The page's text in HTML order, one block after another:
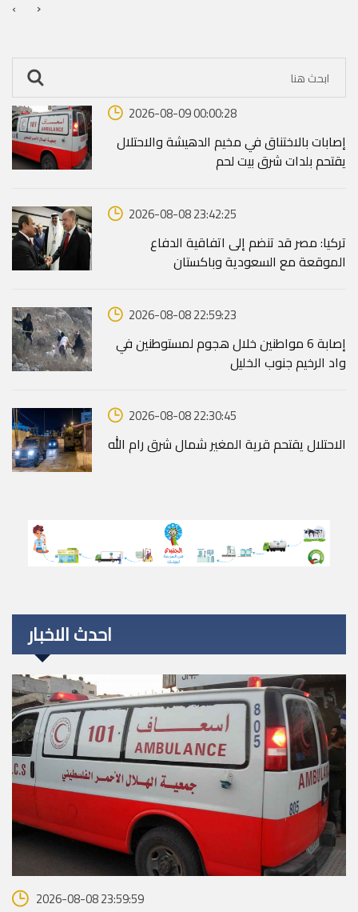
‹ ›
2026-08-09 00:00:28
إصابات بالاختناق في مخيم الدهيشة والاحتلال
يقتحم بلدات شرق بيت لحم
2026-08-08 23:42:25
تركيا: مصر قد تنضم إلى اتفاقية الدفاع
الموقعة مع السعودية وباكستان
2026-08-08 22:59:23
إصابة 6 مواطنين خلال هجوم لمستوطنين في
واد الرخيم جنوب الخليل
2026-08-08 22:30:45
الاحتلال يقتحم قرية المغير شمال شرق رام الله
احدث الاخبار
2026-08-08 23:59:59